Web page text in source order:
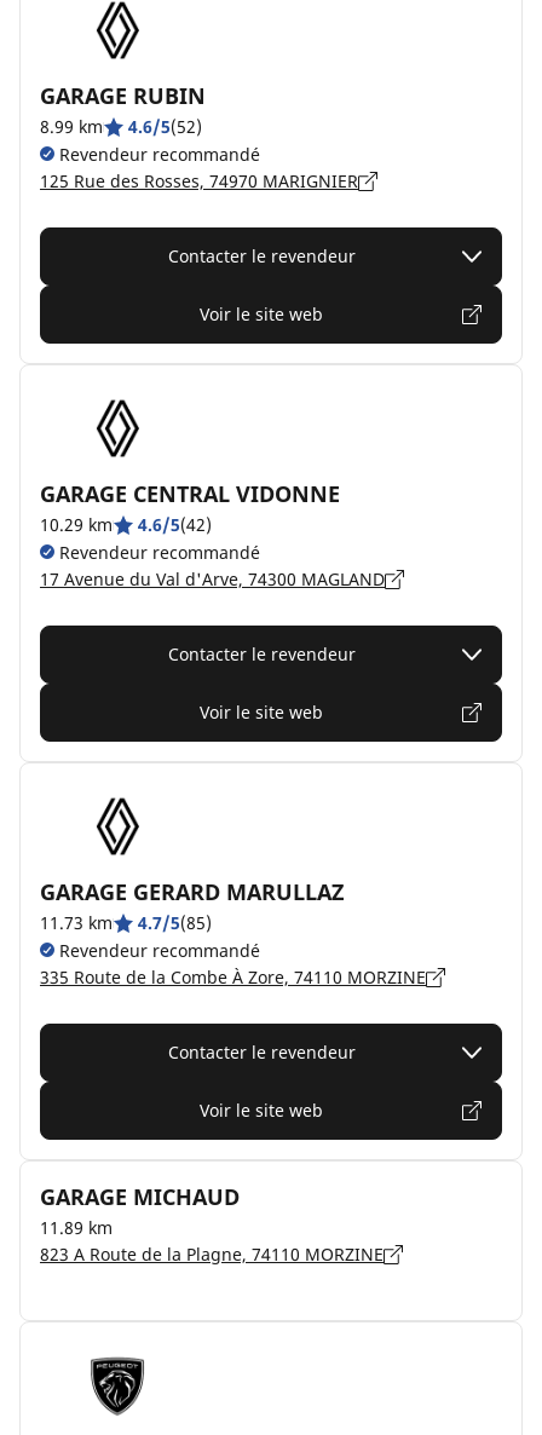
GARAGE RUBIN
8.99 km 4.6/5(52)
Revendeur recommandé
125 Rue des Rosses, 74970 MARIGNIER
Contacter le revendeur
Voir le site web
GARAGE CENTRAL VIDONNE
10.29 km 4.6/5(42)
Revendeur recommandé
17 Avenue du Val d'Arve, 74300 MAGLAND
Contacter le revendeur
Voir le site web
GARAGE GERARD MARULLAZ
11.73 km 4.7/5(85)
Revendeur recommandé
335 Route de la Combe À Zore, 74110 MORZINE
Contacter le revendeur
Voir le site web
GARAGE MICHAUD
11.89 km
823 A Route de la Plagne, 74110 MORZINE